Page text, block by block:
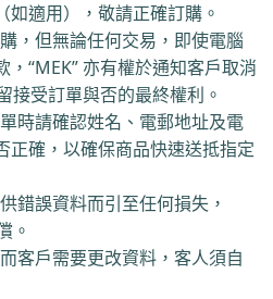
（如適用）
，敬請正確訂購。
，但無論任何交易，即使電腦
， “MEK” 亦有權於通知客戶取消
接受訂單與否的最終權利。
時請確認姓名、電郵地址及電
正確，以確保商品快速送抵指定
錯誤資料而引至任何損失，
。
客戶需要更改資料，客人須自